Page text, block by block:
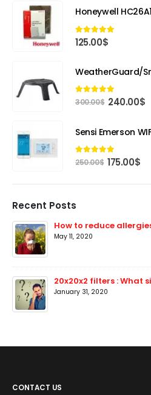
4.89out of 5
125.00$
4.89out of 5
300.00$ Original
300.00$.
240.00$
4.89out of 5
250.00$ Original
was:
175.00$
is:
Recent Posts
How to reduce
May 11, 2020
20x20x2 filters : What
January 31, 2020
CONTACT US